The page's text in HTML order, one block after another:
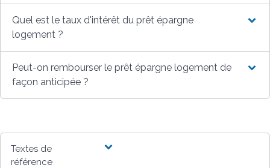
Quel est le taux d'intérêt du prêt épargne
logement ?
Peut-on rembourser le prêt épargne logement de
façon anticipée ?
Textes de
référence